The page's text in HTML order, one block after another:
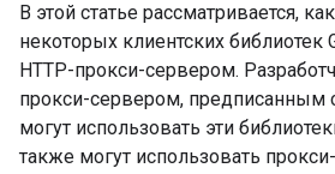
В этой статье рассматривается,
некоторых клиентских библиотек
HTTP-прокси-сервером.
прокси-сервером, предписанным
могут использовать эти
также могут использовать